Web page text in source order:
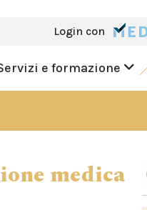
Login con
e formazione
medica